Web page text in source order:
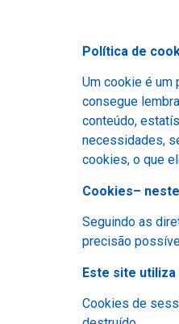
Política de
Um cookie é um
consegue
conteúdo,
necessidades,
cookies, o que
Cookies–
Seguindo as
precisão
Este site
Cookies de